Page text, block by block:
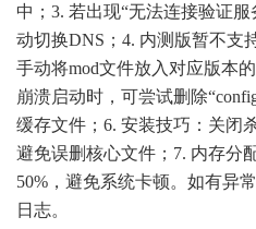
中；3. 若出现“无法连接验证
动切换DNS；4. 内测版暂不支
手动将mod文件放入对应版本
崩溃启动时，可尝试删除
缓存文件；6. 安装技巧：关闭
避免误删核心文件；7. 内存分
50%，避免系统卡顿。如有异
日志。